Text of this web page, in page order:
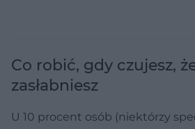
Co robić, gdy czujesz,
zasłabniesz
U 10 procent osób (niektórzy